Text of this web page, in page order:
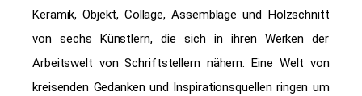
Keramik, Objekt, Collage, Assemblage und
Holzschnitt
von sechs Künstlern, die sich in ihren Werken der
Arbeitswelt von Schriftstellern nähern.
Eine Welt von
kreisenden Gedanken und Inspirationsquellen ringen um